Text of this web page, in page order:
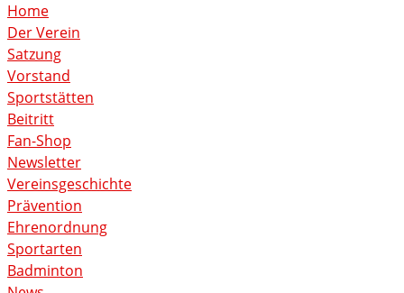
Home
Der Verein
Satzung
Vorstand
Sportstätten
Beitritt
Fan-Shop
Newsletter
Vereinsgeschichte
Prävention
Ehrenordnung
Sportarten
Badminton